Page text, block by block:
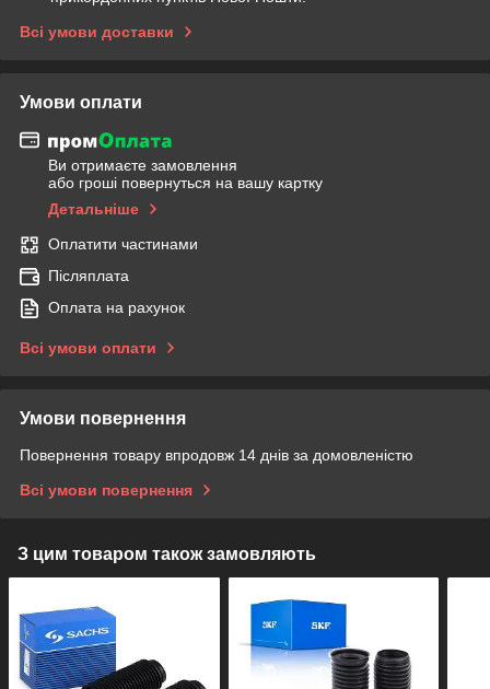
Всі умови доставки
Умови оплати
Ви отримаєте замовлення
або гроші повернуться на вашу картку
Детальніше
Оплатити частинами
Післяплата
Оплата на рахунок
Всі умови оплати
Умови повернення
Повернення товару впродовж 14 днів за домовленістю
Всі умови повернення
З цим товаром також замовляють